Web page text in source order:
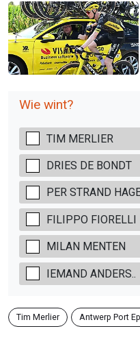
Wie wint?
TIM MERLIER
DRIES DE BONDT
PER STRAND
FILIPPO FIORELLI
MILAN MENTEN
IEMAND ANDERS..
Tim Merlier Antwerp Port